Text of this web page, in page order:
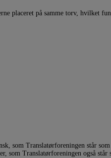
placeret på samme torv, hvilket
som Translatørforeningen står
som Translatørforeningen også står